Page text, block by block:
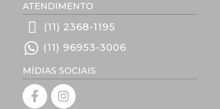
ATENDIMENTO
(11) 2368-1195
(11) 96953-3006
MÍDIAS SOCIAIS